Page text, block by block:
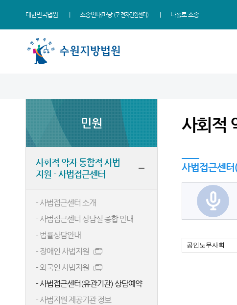
대한민국법원 소송안내마당 (구 전자민원센터) 나홀로 소송
조직 및 전화번호
재판개정 및 법정안내
관할구역
보안검색
찾아오시는길
여주지원
평택지원
안산지원
안양지원
우리법원 주요판결
포토뉴스
사이버 홍보관
법원게시판
사회적 약자 통합적 사법
지원 - 사법접근센터
민원안내
유관기관안내
소송구조절차
생활 속의 계약서
첨부서류
재판기록열람복사예약
판결서사본 제공신청
판결서 인터넷열람
각급법원안내
칭찬합니다
국민참여 재판안내
법원견학
정보공개
청렴(부패방지) 관련 제도
민원
사회적 약자 통합적 사법
지원 - 사법접근센터
- 사법접근센터 소개
- 사법접근센터 상담실 종합 안내
- 법률상담안내
- 장애인 사법지원
- 외국인 사법지원
- 사법접근센터(유관기관) 상담예약
- 사법지원 제공기관 정보
사회적
사법접근센